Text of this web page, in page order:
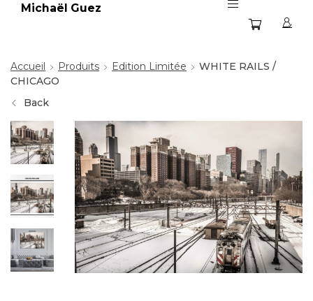
Michaël Guez
Accueil Produits Edition Limitée
WHITE RAILS /
CHICAGO
Back